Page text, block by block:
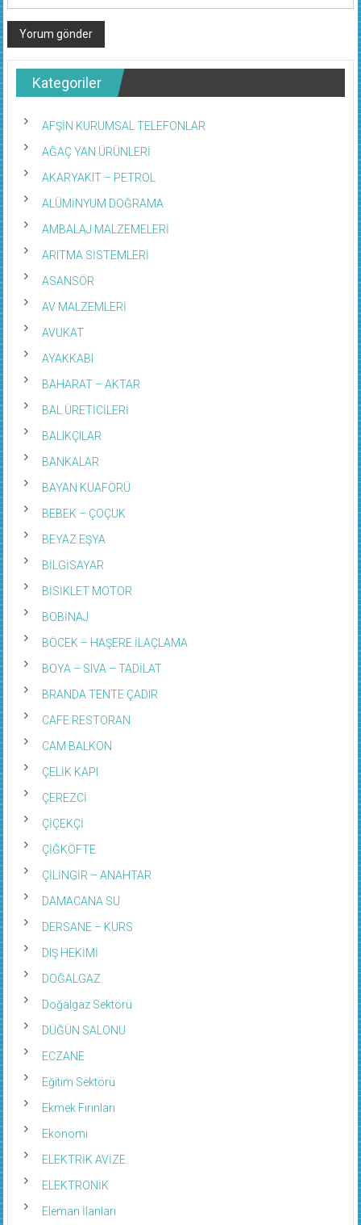
Kategoriler
AFŞİN KURUMSAL TELEFONLAR
AĞAÇ YAN ÜRÜNLERİ
AKARYAKIT – PETROL
ALÜMİNYUM DOĞRAMA
AMBALAJ MALZEMELERİ
ARITMA SİSTEMLERİ
ASANSÖR
AV MALZEMLERİ
AVUKAT
AYAKKABI
BAHARAT – AKTAR
BAL ÜRETİCİLERİ
BALIKÇILAR
BANKALAR
BAYAN KUAFÖRÜ
BEBEK – ÇOÇUK
BEYAZ EŞYA
BİLGİSAYAR
BİSİKLET MOTOR
BOBİNAJ
BÖCEK – HAŞERE İLAÇLAMA
BOYA – SIVA – TADİLAT
BRANDA TENTE ÇADIR
CAFE RESTORAN
CAM BALKON
ÇELİK KAPI
ÇEREZCİ
ÇİÇEKÇİ
ÇİĞKÖFTE
ÇİLİNGİR – ANAHTAR
DAMACANA SU
DERSANE – KURS
DIŞ HEKİMİ
DOĞALGAZ
Doğalgaz Sektörü
DÜĞÜN SALONU
ECZANE
Eğitim Sektörü
Ekmek Fırınları
Ekonomi
ELEKTRİK AVİZE
ELEKTRONİK
Eleman İlanları